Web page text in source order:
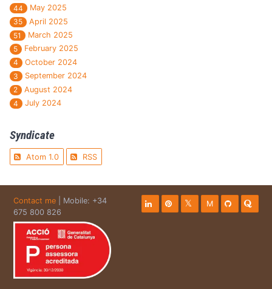
44
May 2025
35
April 2025
51
March 2025
5
February 2025
4
October 2024
3
September 2024
2
August 2024
4
July 2024
Syndicate
Atom 1.0 RSS
Contact me | Mobile: +34
675 800 826
M